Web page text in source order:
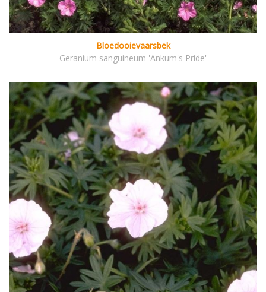
Bloedooievaarsbek
Geranium sanguineum 'Ankum's Pride'